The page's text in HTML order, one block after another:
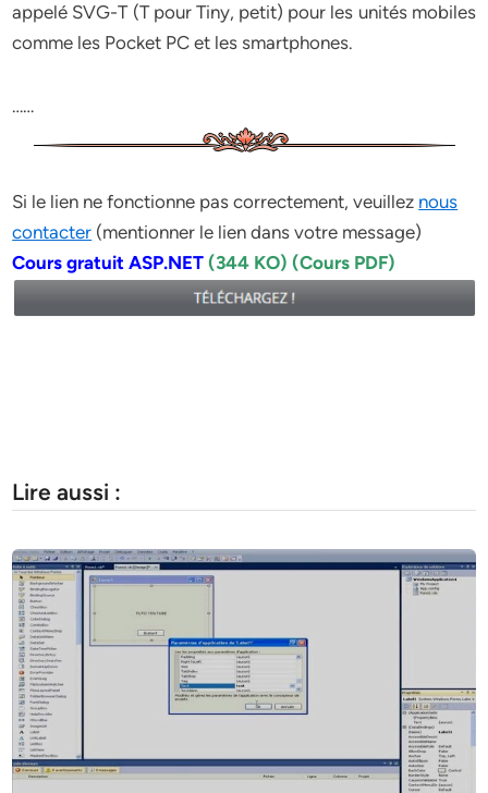
appelé SVG-T (T pour Tiny, petit) pour les unités mobiles
comme les Pocket PC et les smartphones.
……
Si le lien ne fonctionne pas correctement, veuillez nous
contacter (mentionner le lien dans votre message)
Cours gratuit ASP.NET(344 KO) (Cours PDF)
Lire aussi :